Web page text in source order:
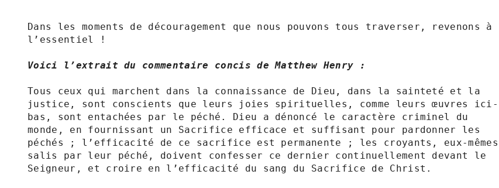
Dans les moments de découragement que nous pouvons tous traverser, revenons à
l’essentiel !
Voici l’extrait du commentaire concis de Matthew Henry :
Tous ceux qui marchent dans la connaissance de Dieu, dans la sainteté et la
justice, sont conscients que leurs joies spirituelles, comme leurs œuvres ici-
bas, sont entachées par le péché. Dieu a dénoncé le caractère criminel du
monde, en fournissant un Sacrifice efficace et suffisant pour pardonner les
péchés ; l’efficacité de ce sacrifice est permanente ; les croyants, eux-mêmes
salis par leur péché, doivent confesser ce dernier continuellement devant le
Seigneur, et croire en l’efficacité du sang du Sacrifice de Christ.